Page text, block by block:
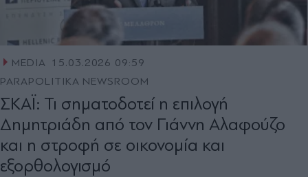
MEDIA 15.03.2026 09:59
PARAPOLITIKA NEWSROOM
ΣΚΑΪ: Τι σηματοδοτεί η επιλογή
Δημητριάδη από τον Γιάννη Αλαφούζο
και η στροφή σε οικονομία και
εξορθολογισμό